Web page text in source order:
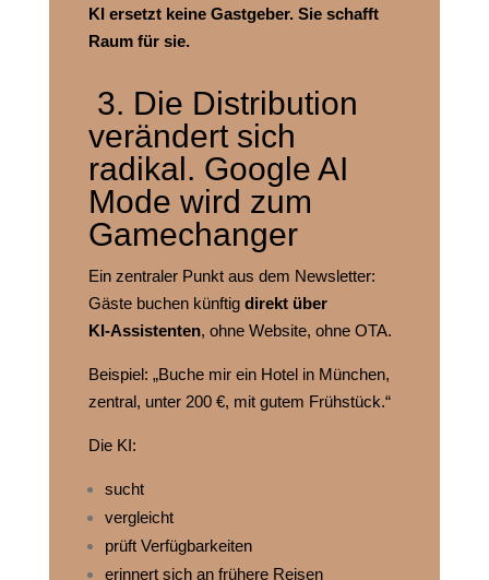
KI ersetzt keine Gastgeber. Sie schafft
Raum für sie.
3. Die Distribution
verändert sich
radikal. Google AI
Mode wird zum
Gamechanger
Ein zentraler Punkt aus dem Newsletter:
Gäste buchen künftig direkt über
KI‑Assistenten, ohne Website, ohne OTA.
Beispiel: „Buche mir ein Hotel in München,
zentral, unter 200 €, mit gutem Frühstück.“
Die KI:
sucht
vergleicht
prüft Verfügbarkeiten
erinnert sich an frühere Reisen